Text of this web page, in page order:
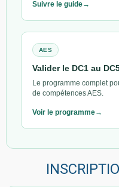
Suivre le guide
AES
Valider le DC1 au
Le programme complet
de compétences AES.
Voir le programme